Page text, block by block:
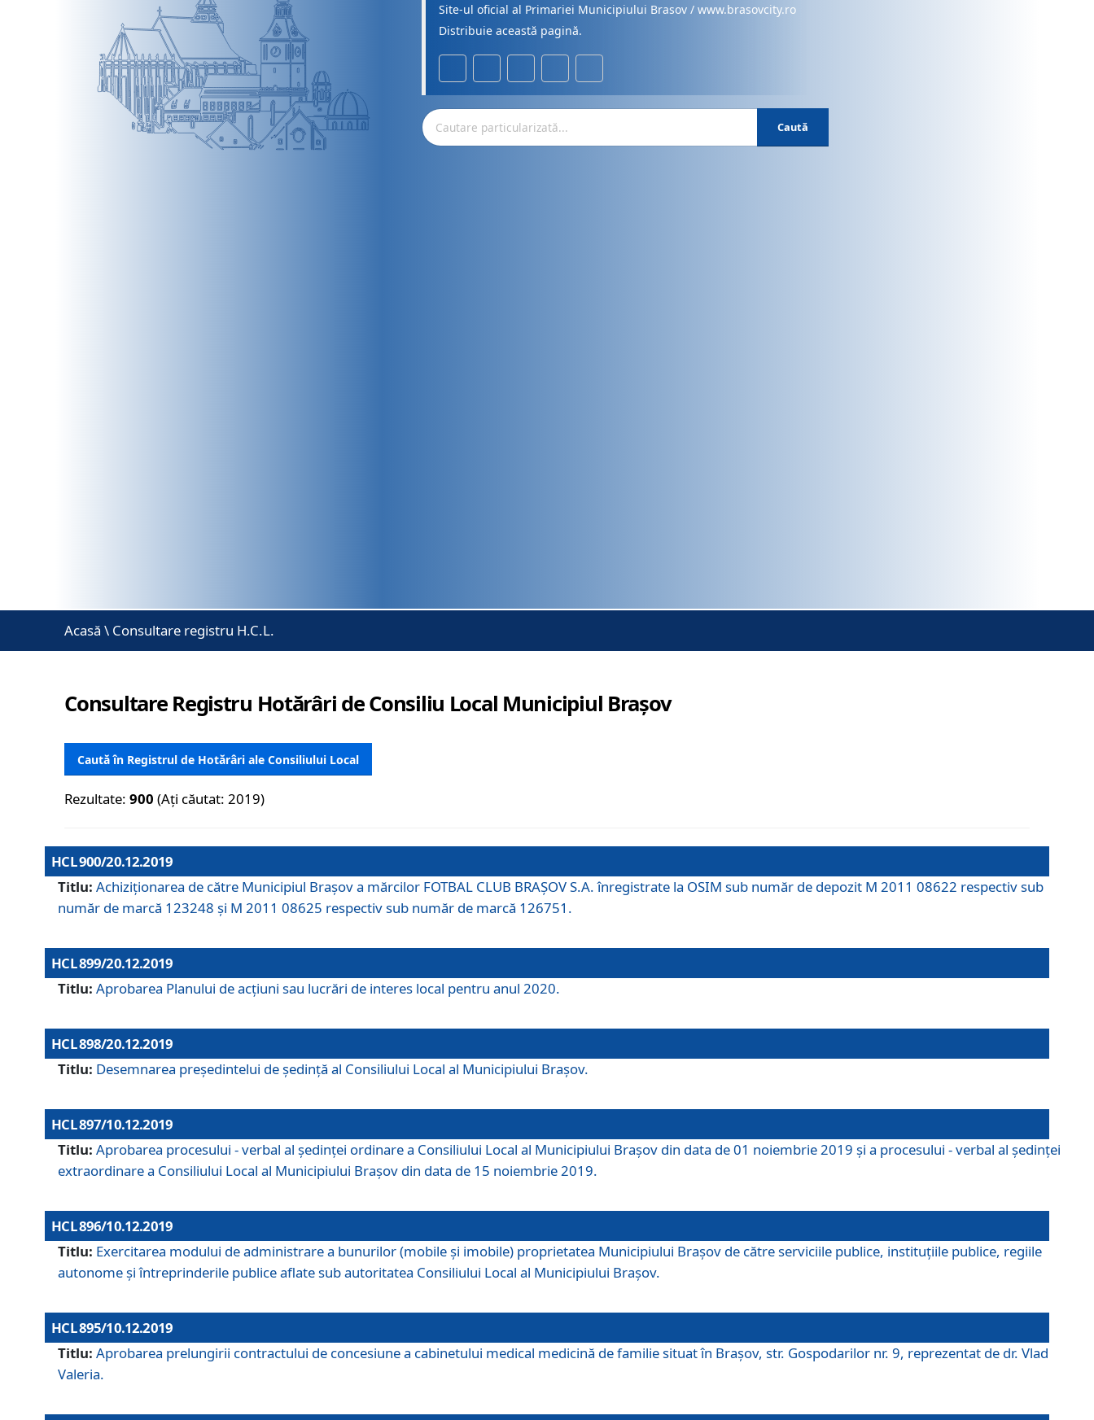
Site-ul oficial al Primariei Municipiului Brasov / www.brasovcity.ro
Distribuie această pagină.
Caută
Acasă \ Consultare registru H.C.L.
Consultare Registru Hotărâri de Consiliu Local Municipiul Brașov
Caută în Registrul de Hotărâri ale Consiliului Local
Rezultate:900 (Ați căutat: 2019)
HCL 900/20.12.2019
Titlu: Achiziționarea de către Municipiul Brașov a mărcilor FOTBAL CLUB BRAȘOV S.A. înregistrate la OSIM sub număr de depozit M 2011 08622 respectiv sub
număr de marcă 123248 și M 2011 08625 respectiv sub număr de marcă 126751.
HCL 899/20.12.2019
Titlu: Aprobarea Planului de acţiuni sau lucrări de interes local pentru anul 2020.
HCL 898/20.12.2019
Titlu: Desemnarea preşedintelui de şedinţă al Consiliului Local al Municipiului Braşov.
HCL 897/10.12.2019
Titlu: Aprobarea procesului - verbal al şedinţei ordinare a Consiliului Local al Municipiului Brașov din data de 01 noiembrie 2019 și a procesului - verbal al ședinței
extraordinare a Consiliului Local al Municipiului Brașov din data de 15 noiembrie 2019.
HCL 896/10.12.2019
Titlu: Exercitarea modului de administrare a bunurilor (mobile și imobile) proprietatea Municipiului Brașov de către serviciile publice, instituțiile publice, regiile
autonome și întreprinderile publice aflate sub autoritatea Consiliului Local al Municipiului Brașov.
HCL 895/10.12.2019
Titlu: Aprobarea prelungirii contractului de concesiune a cabinetului medical medicină de familie situat în Braşov, str. Gospodarilor nr. 9, reprezentat de dr. Vlad
Valeria.